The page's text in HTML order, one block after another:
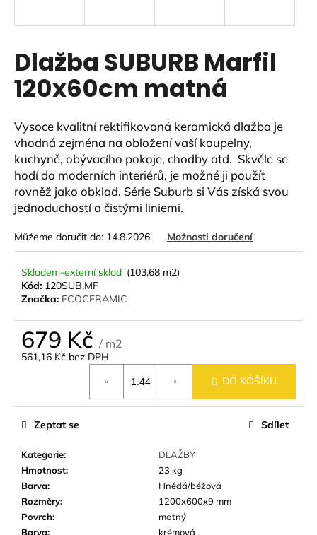
Dlažba SUBURB Marfil
120x60cm matná
Vysoce kvalitní rektifikovaná keramická dlažba je
vhodná zejména na obložení vaší koupelny,
kuchyně, obývacího pokoje, chodby atd. Skvěle se
hodí do moderních interiérů, je možné ji použít
rovněž jako obklad. Série Suburb si Vás získá svou
jednoduchostí a čistými liniemi.
Můžeme doručit do: 14.8.2026 Možnosti doručení
Skladem-externí sklad (103,68 m2)
Kód: 120SUB.MF
Značka: ECOCERAMIC
679 Kč / m2
561,16 Kč bez DPH
DO KOŠÍKU
Kategorie:
DLAŽBY
Hmotnost:
23 kg
Barva:
Hnědá/béžová
Rozměry:
1200x600x9 mm
Povrch:
matný
Barva:
krémová
Zeptat se Sdílet
í
t
?
HLEDAT
o
p
o
u
č
u
e
MOZAIKA
MSM51
HNĚDÁ
ŠRAFOVANÁ
95
Kč